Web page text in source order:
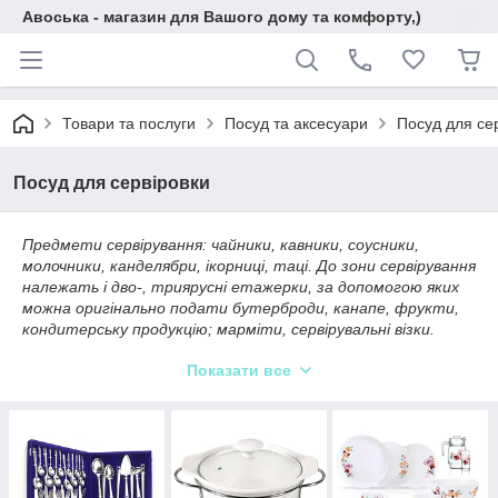
Авоська - магазин для Вашого дому та комфорту,)
Товари та послуги Посуд та аксесуари Посуд для
Посуд для сервіровки
Предмети сервірування: чайники, кавники, соусники,
молочники, канделябри, ікорниці, таці. До зони сервірування
належать і дво-, триярусні етажерки, за допомогою яких
можна оригінально подати бутерброди, канапе, фрукти,
кондитерську продукцію; марміти, сервірувальні візки.
елементи традиціоналізму та новаторства. Предмети
блиск.
Предмети сервірування за дизайном мають становити
Показати все